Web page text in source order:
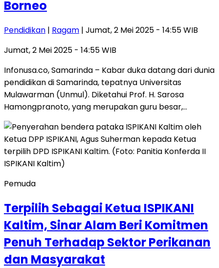
Borneo
Pendidikan | Ragam | Jumat, 2 Mei 2025 - 14:55 WIB
Jumat, 2 Mei 2025 - 14:55 WIB
Infonusa.co, Samarinda – Kabar duka datang dari dunia
pendidikan di Samarinda, tepatnya Universitas
Mulawarman (Unmul). Diketahui Prof. H. Sarosa
Hamongpranoto, yang merupakan guru besar,…
Pemuda
Terpilih Sebagai Ketua ISPIKANI
Kaltim, Sinar Alam Beri Komitmen
Penuh Terhadap Sektor Perikanan
dan Masyarakat